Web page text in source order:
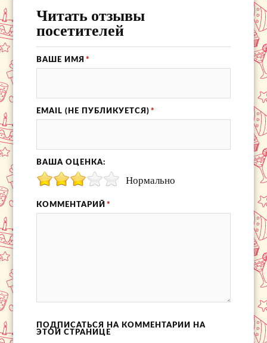
Читать отзывы
посетителей
ВАШЕ ИМЯ *
EMAIL (НЕ ПУБЛИКУЕТСЯ) *
ВАША ОЦЕНКА:
Нормально
КОММЕНТАРИЙ *
ПОДПИСАТЬСЯ НА КОММЕНТАРИИ НА
ЭТОЙ СТРАНИЦЕ